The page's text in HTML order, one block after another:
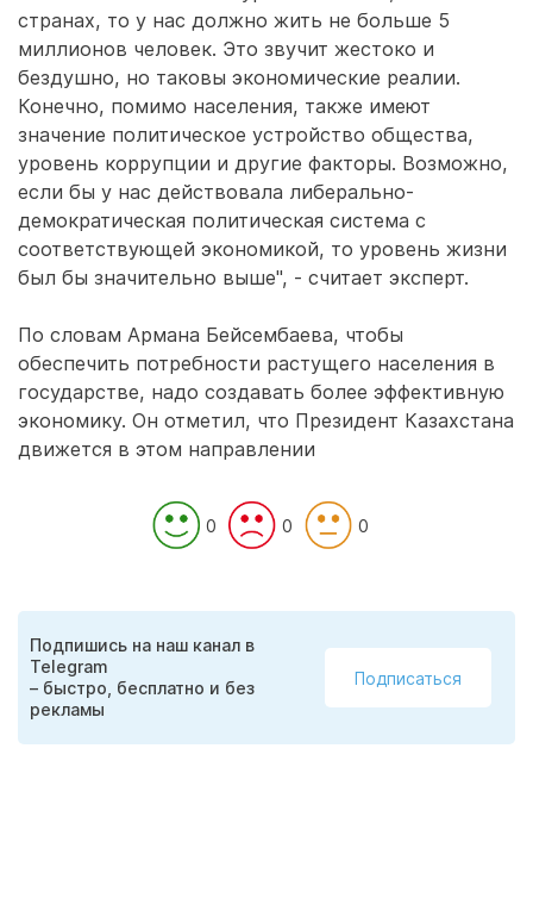
странах, то у нас должно жить не больше 5
миллионов человек. Это звучит жестоко и
бездушно, но таковы экономические реалии.
Конечно, помимо населения, также имеют
значение политическое устройство общества,
уровень коррупции и другие факторы. Возможно,
если бы у нас действовала либерально-
демократическая политическая система с
соответствующей экономикой, то уровень жизни
был бы значительно выше", - считает эксперт.
По словам Армана Бейсембаева, чтобы
обеспечить потребности растущего населения в
государстве, надо создавать более эффективную
экономику. Он отметил, что Президент Казахстана
движется в этом направлении
0 0 0
Подпишись на наш канал в
Telegram
– быстро, бесплатно и без
рекламы
Подписаться